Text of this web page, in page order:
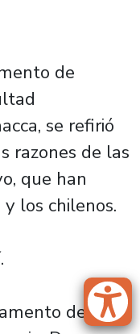
de
se refirió
razones de las
que han
los chilenos.
de